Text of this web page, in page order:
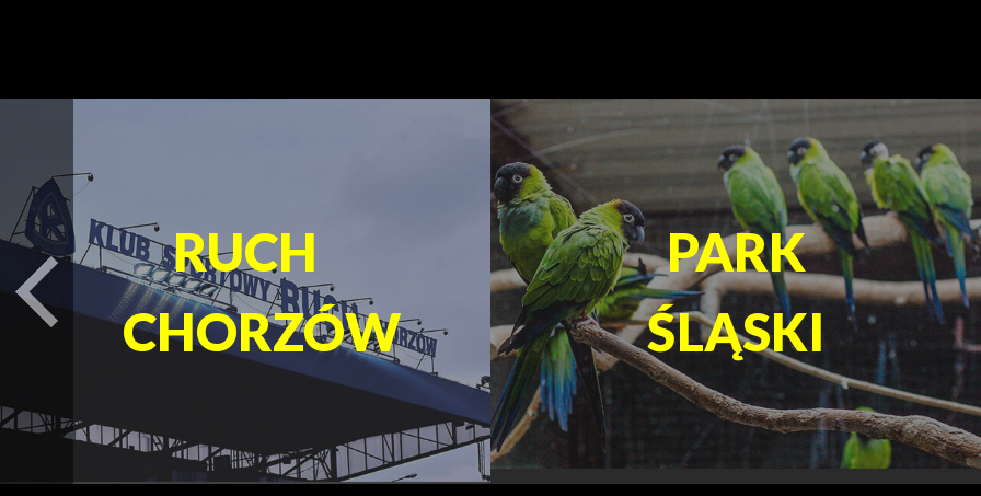
PARK
ŚLĄSKI
TEATR
ROZRYWKI
turysta.Previous